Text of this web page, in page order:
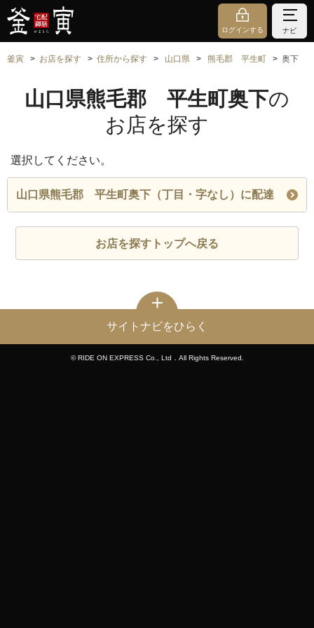
ログインする ナビ
釜寅 お店を探す 住所から探す 山口県 熊毛郡 平生町 奥下
山口県熊毛郡 平生町奥下の
お店を探す
選択してください。
山口県熊毛郡 平生町奥下（丁目・字なし）に配達
お店を探すトップへ戻る
サイトナビをひらく
© RIDE ON EXPRESS Co., Ltd．All Rights Reserved.